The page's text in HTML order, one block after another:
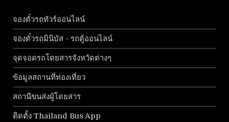
จองตั๋วรถทัวร์ออนไลน์
จองตั๋วรถมินิบัส - รถตู้ออนไลน์
จุดจอดรถโดยสารจังหวัดต่างๆ
ข้อมูลสถานที่ท่องเที่ยว
สถานีขนส่งผู้โดยสาร
ติดตั้ง Thailand Bus App